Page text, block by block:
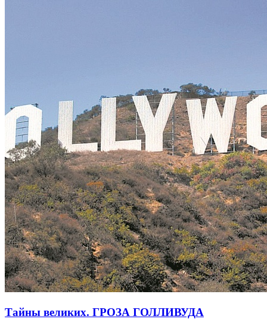
Тайны великих. ГРОЗА ГОЛЛИВУДА